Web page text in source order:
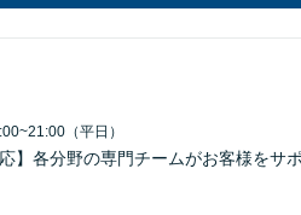
（平日）
】各分野の専門チームがお客様をサ